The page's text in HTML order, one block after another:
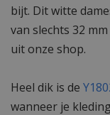
bijt. Dit witte
van slechts 32
uit onze shop.
Heel dik is de
wanneer je